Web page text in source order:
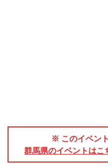
※ このイベン
群馬県のイベントはこ